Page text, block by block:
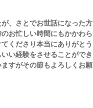
、さとでお世話になった
のお忙しい時間にもかかわ
くださり本当にありがとう
い経験をさせることがで
すがその節もよろしくお